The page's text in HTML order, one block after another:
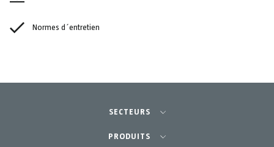
Normes d´entretien
SECTEURS
Agriculture-Horticulture
PRODUITS